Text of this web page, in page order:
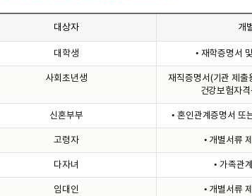
대상자 개
대학생 • 재학증명서
사회초년생
재직증명서(기관 제출
건강보험자
신혼부부 • 혼인관계증명서 또
고령자 • 개별서류
다자녀 • 가족관
임대인 • 개별서류